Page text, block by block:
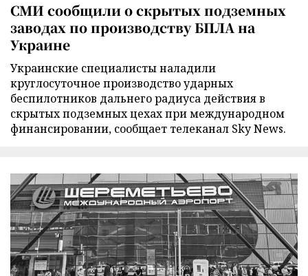
СМИ сообщили о скрытых подземных
заводах по производству БПЛА на
Украине
Украинские специалисты наладили
круглосуточное производство ударных
беспилотников дальнего радиуса действия в
скрытых подземных цехах при международном
финансировании, сообщает телеканал Sky News.